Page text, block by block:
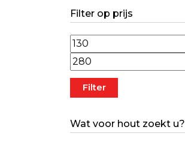
Filter op prijs
Min. prijs
Max. prijs
Filter
Wat voor hout zoekt u?